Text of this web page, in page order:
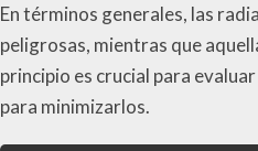
En términos generales, las
peligrosas, mientras que
principio es crucial para
para minimizarlos.